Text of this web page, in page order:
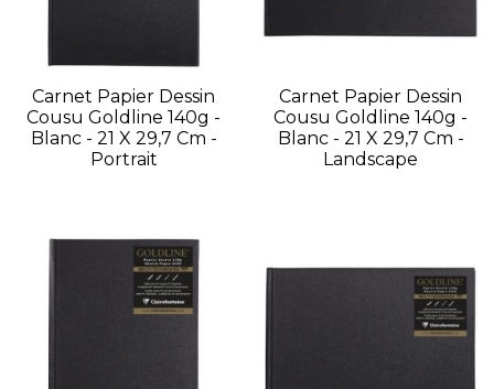
Carnet Papier Dessin
Cousu Goldline 140g -
Blanc - 21 X 29,7 Cm -
Portrait
Carnet Papier Dessin
Cousu Goldline 140g -
Blanc - 21 X 29,7 Cm -
Landscape